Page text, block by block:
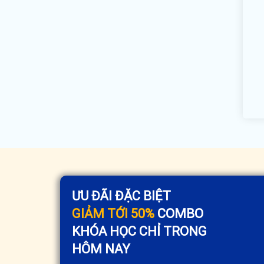
ƯU ĐÃI ĐẶC BIỆT
GIẢM TỚI 50% COMBO
KHÓA HỌC CHỈ TRONG
HÔM NAY